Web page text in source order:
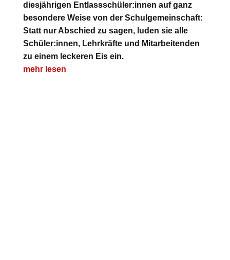
diesjährigen Entlassschüler:innen auf ganz
besondere Weise von der Schulgemeinschaft:
Statt nur Abschied zu sagen, luden sie alle
Schüler:innen, Lehrkräfte und Mitarbeitenden
zu einem leckeren Eis ein.
mehr lesen